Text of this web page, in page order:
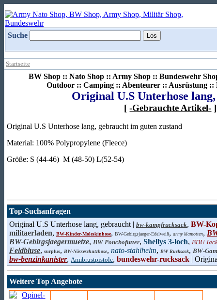
Suche
Startseite
BW Shop :: Nato Shop :: Army Shop :: Bundeswehr
Outdoor :: Camping :: Abenteurer :: Ausrüstung ::
Original U.S Unterhose
[-Gebrauchte Artikel- ]
Original U.S Unterhose lang, gebraucht im guten zustand
Material: 100% Polypropylene (Fleece)
Größe: S (44-46) M (48-50) L(52-54)
Top-Suchanfragen
Original U.S Unterhose lang, gebraucht | bw-kampfrucksack, BW-
militaerladen, BW-Kinder-Moleskinhose, BW-Gebirgsjaeger-Edelweiß, army klamotten,
BW-Gebirgsjaegermuetze, BW Ponchofutter, Shellys 3-loch, BDU
Feldbluse, surplus, BW-Nässeschutzhose, nato-stahlhelm, BW Rucksack, BW-
bw-benzinkanister, Armbrustpistole, bundeswehr-rucksack |
Weitere Top Angebote